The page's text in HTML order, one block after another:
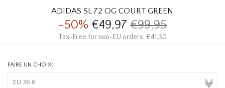
ADIDAS SL 72 OG COURT GREEN
-50% €49,97 €99,95
Tax-Free for non-EU orders: €41,30
FAIRE UN CHOIX: